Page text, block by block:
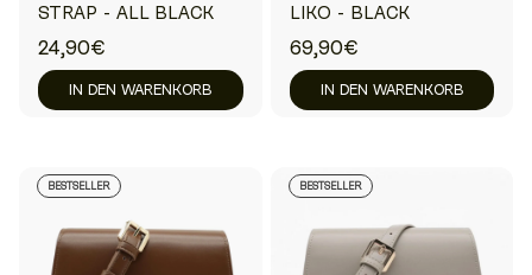
STRAP - ALL BLACK
24,90€
IN DEN WARENKORB
LIKO - BLACK
69,90€
IN DEN WARENKORB
BESTSELLER BESTSELLER